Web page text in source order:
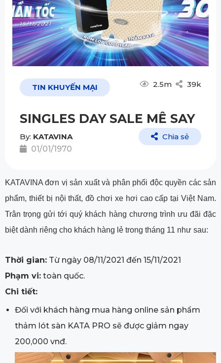
TIN KHUYẾN MẠI 2.5m 39k
SINGLES DAY SALE MÊ SAY
By: KATAVINA
01/01/1970
Chia sẻ
KATAVINA đơn vị sản xuất và phân phối độc quyền các sản
phẩm, thiết bị nội thất, đồ chơi xe hơi cao cấp tại Việt Nam.
Trân trọng gửi tới quý khách hàng chương trình ưu đãi đặc
biệt dành riêng cho khách hàng lẻ trong tháng 11 như sau:
Thời gian: Từ ngày 08/11/2021 đến 15/11/2021
Phạm vi: toàn quốc.
Chi tiết:
Đối với khách hàng mua hàng online sản phẩm
thảm lót sàn KATA PRO sẽ được giảm ngay
200,000 vnđ.